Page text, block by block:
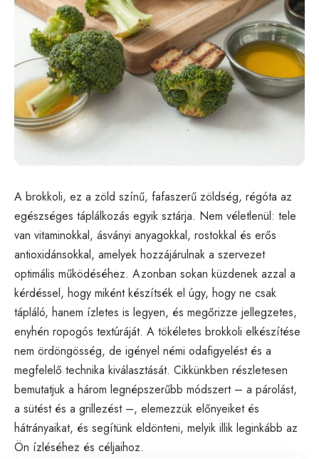
A brokkoli, ez a zöld színű, fafaszerű zöldség, régóta az
egészséges táplálkozás egyik sztárja. Nem véletlenül: tele
van vitaminokkal, ásványi anyagokkal, rostokkal és erős
antioxidánsokkal, amelyek hozzájárulnak a szervezet
optimális működéséhez. Azonban sokan küzdenek azzal a
kérdéssel, hogy miként készítsék el úgy, hogy ne csak
tápláló, hanem ízletes is legyen, és megőrizze jellegzetes,
enyhén ropogós textúráját. A tökéletes brokkoli elkészítése
nem ördöngösség, de igényel némi odafigyelést és a
megfelelő technika kiválasztását. Cikkünkben részletesen
bemutatjuk a három legnépszerűbb módszert – a párolást,
a sütést és a grillezést –, elemezzük előnyeiket és
hátrányaikat, és segítünk eldönteni, melyik illik leginkább az
Ön ízléséhez és céljaihoz.